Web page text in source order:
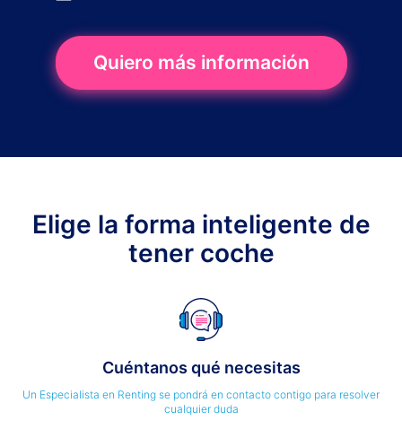
Quiero más información
Elige la forma inteligente de
tener coche
Cuéntanos qué necesitas
Un Especialista en Renting se pondrá en contacto contigo para resolver
cualquier duda